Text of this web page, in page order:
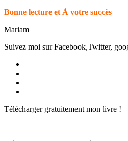
Bonne lecture et À votre succès
Mariam
Suivez moi sur Facebook,Twitter,
sur
porodumlm
de
profil
Télécharger gratuitement mon livre !